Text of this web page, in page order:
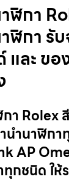
ฬิกา
ฬิกา รั
และ ข
า Rolex
นำนาฬิก
AP
กชนิด ให้